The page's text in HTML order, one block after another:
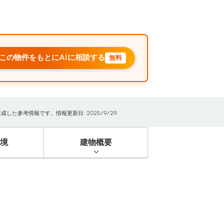
の物件をもとにAIに相談する 無料
成した参考情報です。情報更新日: 2025/9/29
建物概要